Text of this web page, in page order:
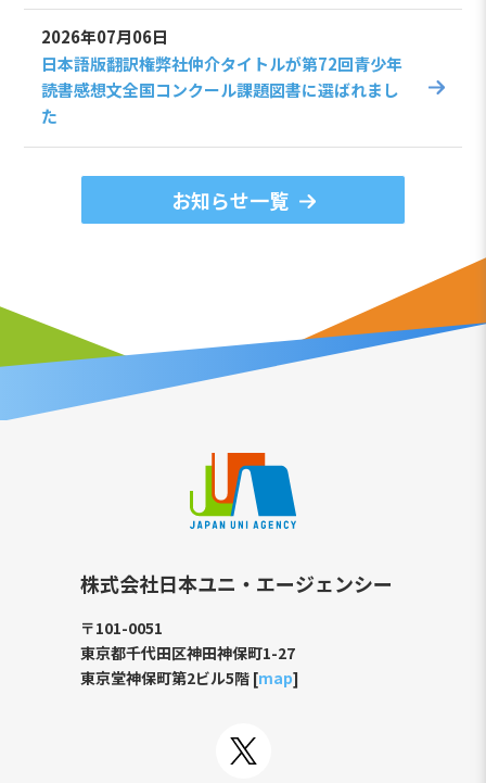
2026年07月06日
日本語版翻訳権弊社仲介タイトルが第72回青少年
読書感想文全国コンクール課題図書に選ばれまし
た
お知らせ一覧
株式会社日本ユニ・エージェンシー
〒101-0051
東京都千代田区神田神保町1-27
東京堂神保町第2ビル5階 [map]